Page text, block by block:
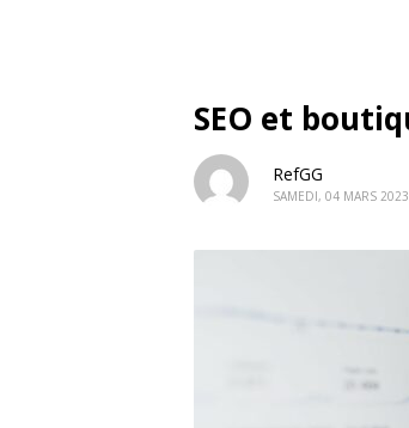
SEO et
RefGG
SAMEDI, 04 MARS 2023